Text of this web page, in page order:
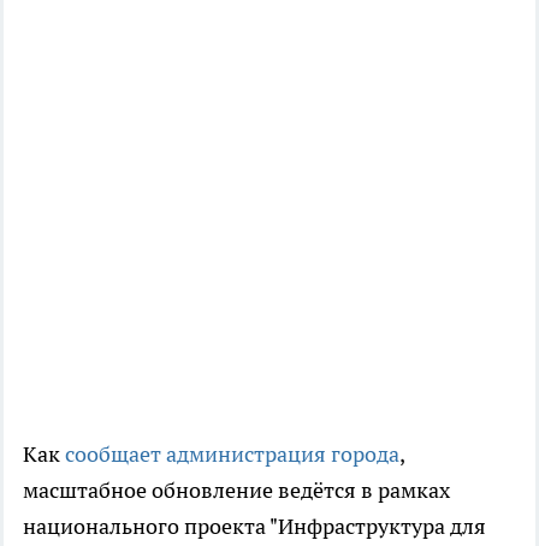
Каксообщает администрация города,
масштабное обновление ведётся в рамках
национального проекта "Инфраструктура для